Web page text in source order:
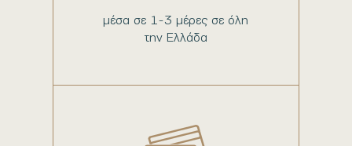
μέσα σε 1-3 μέρες σε όλη
την Ελλάδα